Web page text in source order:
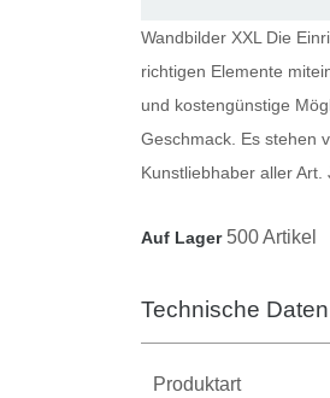
Wandbilder XXL Die
richtigen Elemente
und kostengünstige
Geschmack. Es stehen
Kunstliebhaber aller
Auf Lager 500 Artikel
Technische Daten
Produktart